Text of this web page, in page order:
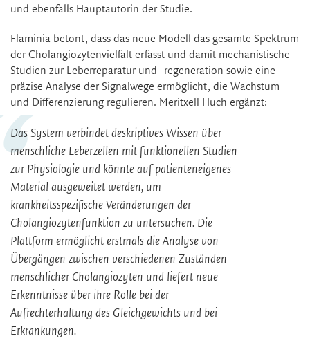
und ebenfalls Hauptautorin der Studie.
Flaminia betont, dass das neue Modell das gesamte Spektrum
der Cholangiozytenvielfalt erfasst und damit mechanistische
Studien zur Leberreparatur und -regeneration sowie eine
präzise Analyse der Signalwege ermöglicht, die Wachstum
und Differenzierung regulieren. Meritxell Huch ergänzt:
Das System verbindet deskriptives Wissen über
menschliche Leberzellen mit funktionellen Studien
zur Physiologie und könnte auf patienteneigenes
Material ausgeweitet werden, um
krankheitsspezifische Veränderungen der
Cholangiozytenfunktion zu untersuchen. Die
Plattform ermöglicht erstmals die Analyse von
Übergängen zwischen verschiedenen Zuständen
menschlicher Cholangiozyten und liefert neue
Erkenntnisse über ihre Rolle bei der
Aufrechterhaltung des Gleichgewichts und bei
Erkrankungen.